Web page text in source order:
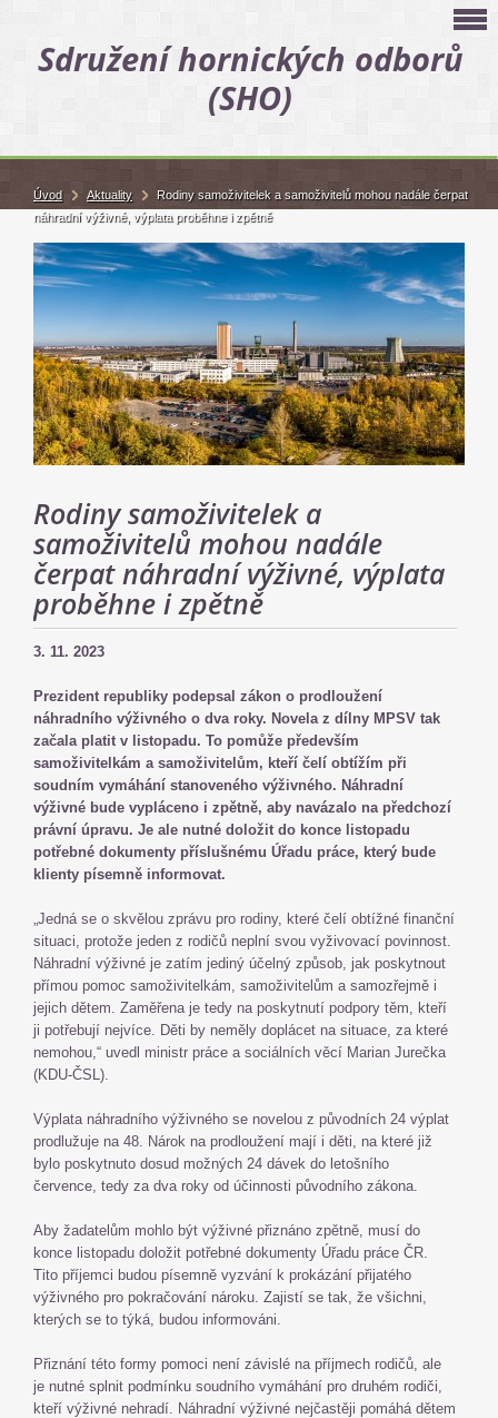
Sdružení hornických odborů
(SHO)
Rodiny samoživitelek a
samoživitelů mohou nadále
čerpat náhradní výživné, výplata
proběhne i zpětně
3. 11. 2023
Prezident republiky podepsal zákon o prodloužení
náhradního výživného o dva roky. Novela z dílny MPSV tak
začala platit v listopadu. To pomůže především
samoživitelkám a samoživitelům, kteří čelí obtížím při
soudním vymáhání stanoveného výživného. Náhradní
výživné bude vypláceno i zpětně, aby navázalo na předchozí
právní úpravu. Je ale nutné doložit do konce listopadu
potřebné dokumenty příslušnému Úřadu práce, který bude
klienty písemně informovat.
„Jedná se o skvělou zprávu pro rodiny, které čelí obtížné finanční
situaci, protože jeden z rodičů neplní svou vyživovací povinnost.
Náhradní výživné je zatím jediný účelný způsob, jak poskytnout
přímou pomoc samoživitelkám, samoživitelům a samozřejmě i
jejich dětem. Zaměřena je tedy na poskytnutí podpory těm, kteří
ji potřebují nejvíce. Děti by neměly doplácet na situace, za které
nemohou,“ uvedl ministr práce a sociálních věcí Marian Jurečka
(KDU-ČSL).
Výplata náhradního výživného se novelou z původních 24 výplat
prodlužuje na 48. Nárok na prodloužení mají i děti, na které již
bylo poskytnuto dosud možných 24 dávek do letošního
července, tedy za dva roky od účinnosti původního zákona.
Aby žadatelům mohlo být výživné přiznáno zpětně, musí do
konce listopadu doložit potřebné dokumenty Úřadu práce ČR.
Tito příjemci budou písemně vyzvání k prokázání přijatého
výživného pro pokračování nároku. Zajistí se tak, že všichni,
kterých se to týká, budou informováni.
Přiznání této formy pomoci není závislé na příjmech rodičů, ale
je nutné splnit podmínku soudního vymáhání pro druhém rodiči,
kteří výživné nehradí. Náhradní výživné nejčastěji pomáhá dětem
Úvod Aktuality
Rodiny samoživitelek a samoživitelů mohou nadále čerpat
náhradní výživné, výplata proběhne i zpětně